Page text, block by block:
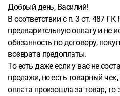
настояли на этом.Из
товарный чек и эскиз кухни (в
фигурирует фамилия моей
доставки и установки кухни
закреплены.И вот на
2018 года - нашей кухни до сих
предпринимались
причины задержки (идет уже
Добрый день, Василий!
В соответствии с п. 3 ст. 487
предварительную оплату и не
обязанность по договору,
возврата предоплаты.
То есть даже если у вас не
продажи, но есть товарный
оплата произошла за товар, то